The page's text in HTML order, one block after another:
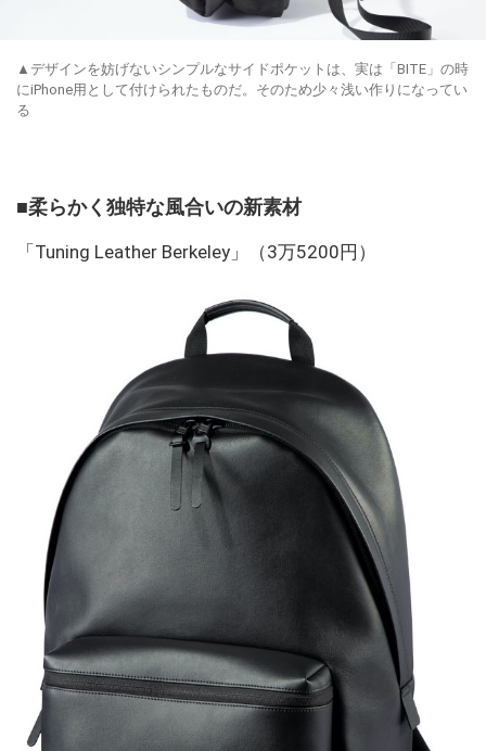
▲デザインを妨げないシンプルなサイドポケットは、実は「BITE」の時
にiPhone用として付けられたものだ。そのため少々浅い作りになってい
る
■柔らかく独特な風合いの新素材
「Tuning Leather Berkeley」（3万5200円）